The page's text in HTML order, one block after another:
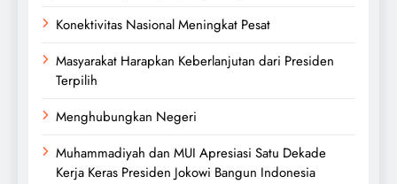
Konektivitas Nasional Meningkat Pesat
Masyarakat Harapkan Keberlanjutan dari Presiden
Terpilih
Menghubungkan Negeri
Muhammadiyah dan MUI Apresiasi Satu Dekade
Kerja Keras Presiden Jokowi Bangun Indonesia